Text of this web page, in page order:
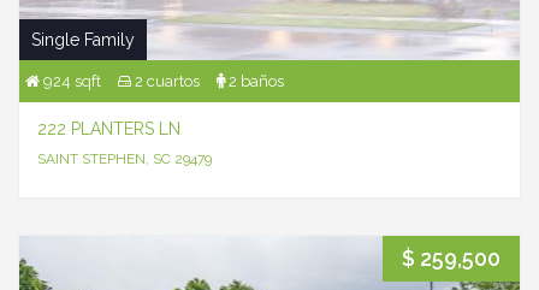
Single Family
924 sqft 2 cuartos 2 baños
222 PLANTERS LN
SAINT STEPHEN, SC 29479
$ 259,500